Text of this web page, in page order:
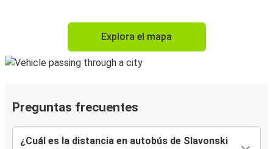
Explora el mapa
Preguntas frecuentes
¿Cuál es la distancia en autobús de Slavonski